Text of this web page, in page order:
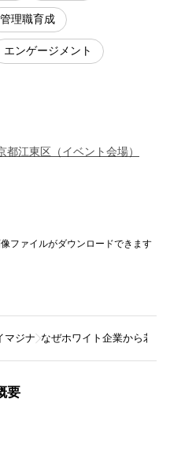
管理職育成
エンゲージメント
都江東区 （ イベント会場）
ファイルがダウンロードできます
マジナ なぜホワイト企業から若手
要